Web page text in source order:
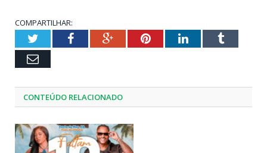
COMPARTILHAR:
TwitterFacebookGoogle+PinterestLinkedInTumblr
Email
CONTEÚDO RELACIONADO